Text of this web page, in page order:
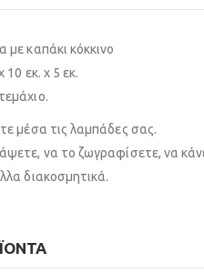
με καπάκι κόκκινο
10 εκ. x 5 εκ.
μέσα τις λαμπάδες σας.
να το ζωγραφίσετε, να
διακοσμητικά.